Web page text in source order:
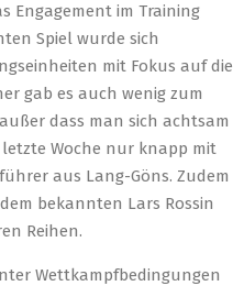
Engagement im Training
Spiel wurde sich
mit Fokus auf die
gab es auch wenig zum
dass man sich achtsam
Woche nur knapp mit
aus Lang-Göns. Zudem
bekannten Lars Rossin
Reihen.
Wettkampfbedingungen